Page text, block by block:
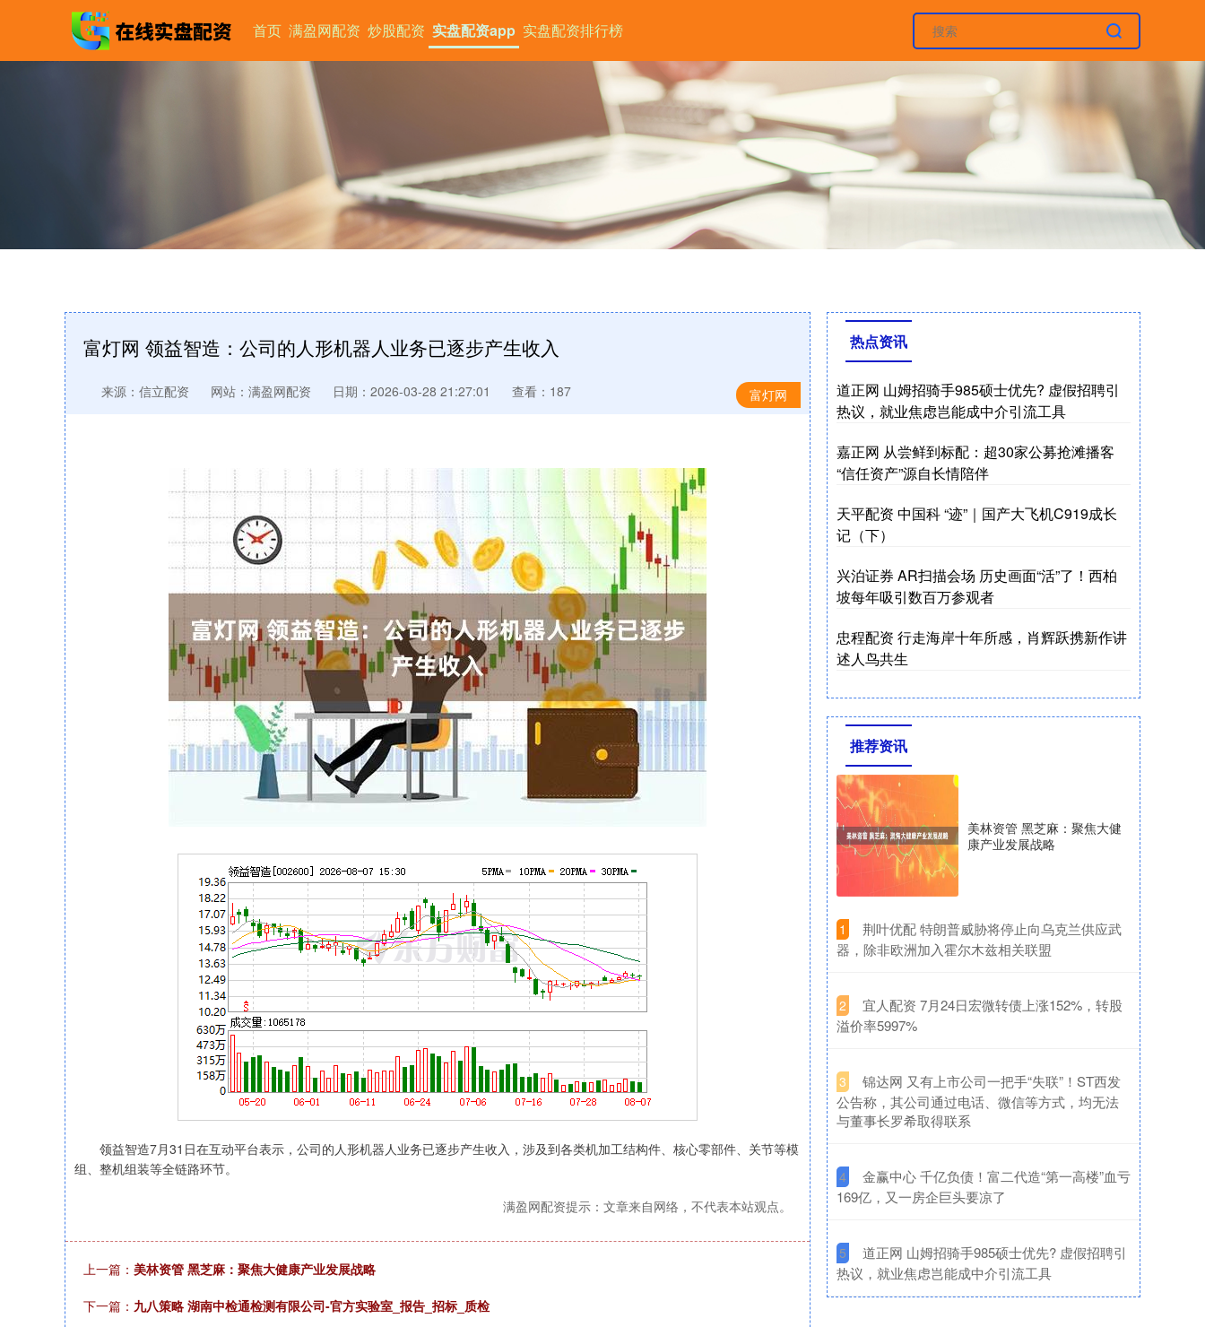
首页 满盈网配资 炒股配资 实盘配资app 实盘配资排行榜
富灯网 领益智造：公司的人形机器人业务已逐步产生收入
富灯网
来源：信立配资 网站：满盈网配资 日期：2026-03-28 21:27:01 查看：187
领益智造7月31日在互动平台表示，公司的人形机器人业务已逐步产生收入，涉及到各类机加工结构件、核心零部件、关节等模
组、整机组装等全链路环节。
满盈网配资提示：文章来自网络，不代表本站观点。
上一篇： 美林资管 黑芝麻：聚焦大健康产业发展战略
下一篇： 九八策略 湖南中检通检测有限公司-官方实验室_报告_招标_质检
热点资讯
道正网 山姆招骑手985硕士优先? 虚假招聘引
热议，就业焦虑岂能成中介引流工具
嘉正网 从尝鲜到标配：超30家公募抢滩播客
“信任资产”源自长情陪伴
天平配资 中国科 “迹”｜国产大飞机C919成长
记（下）
兴泊证券 AR扫描会场 历史画面“活”了！西柏
坡每年吸引数百万参观者
忠程配资 行走海岸十年所感，肖辉跃携新作讲
述人鸟共生
推荐资讯
美林资管 黑芝麻：聚焦大健
康产业发展战略
1
​荆叶优配 特朗普威胁将停止向乌克兰供应武
器，除非欧洲加入霍尔木兹相关联盟
2
​宜人配资 7月24日宏微转债上涨152%，转股
溢价率5997%
3
​锦达网 又有上市公司一把手“失联”！ST西发
公告称，其公司通过电话、微信等方式，均无法
与董事长罗希取得联系
4
​金赢中心 千亿负债！富二代造“第一高楼”血亏
169亿，又一房企巨头要凉了
5
​道正网 山姆招骑手985硕士优先? 虚假招聘引
热议，就业焦虑岂能成中介引流工具